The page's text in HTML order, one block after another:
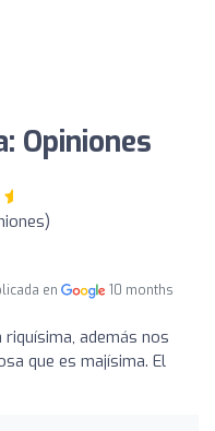
Opiniones
en
10 months
riquísima, además nos
que es majísima. El